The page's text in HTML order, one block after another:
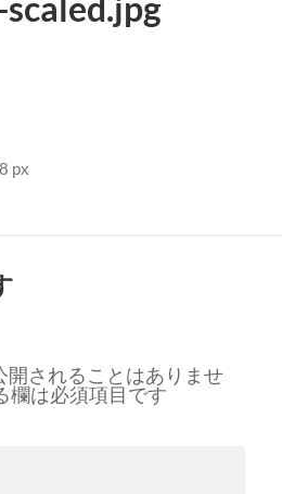
px
開されることはありませ
欄は必須項目です